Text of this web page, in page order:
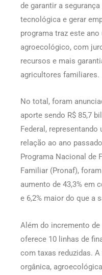
de garantir a
tecnológica e gerar
programa traz este
agroecológico, com
recursos e mais
agricultores familiares.
No total, foram
aporte sendo R$ 85,7
Federal,
relação ao ano
Programa Nacional de
Familiar (Pronaf),
aumento de 43,3% em
e 6,2% maior do que a
Além do incremento
oferece 10 linhas de
com taxas reduzidas.
orgânica,